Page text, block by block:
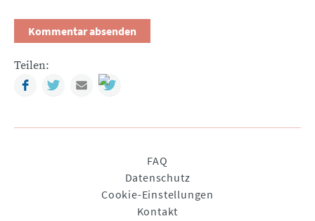
Teilen:
FacebookTwitterMail
FAQ
Datenschutz
Cookie-Einstellungen
Kontakt